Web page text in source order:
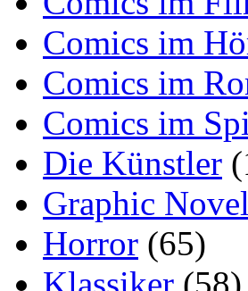
Comics im
Comics im
Comics im
Die Künstler
Graphic Novel
Horror (65)
Klassiker (58)